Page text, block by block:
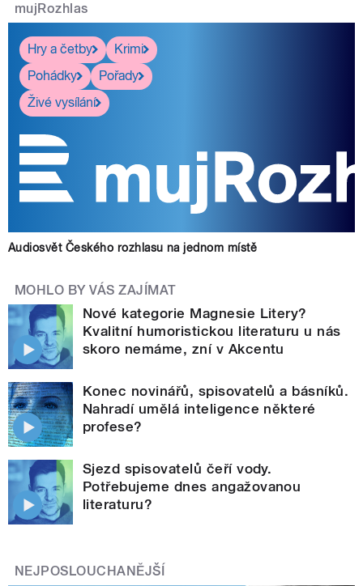
mujRozhlas
Hry a četby
Krimi
Pohádky
Pořady
Živé vysílání
Audiosvět Českého rozhlasu na jednom místě
MOHLO BY VÁS ZAJÍMAT
Nové kategorie Magnesie Litery?
Kvalitní humoristickou literaturu u nás
skoro nemáme, zní v Akcentu
Konec novinářů, spisovatelů a básníků.
Nahradí umělá inteligence některé
profese?
Sjezd spisovatelů čeří vody.
Potřebujeme dnes angažovanou
literaturu?
NEJPOSLOUCHANĚJŠÍ